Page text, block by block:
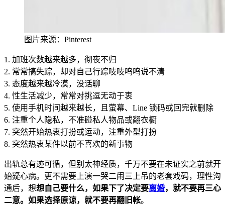
图片来源：Pinterest
1. 加班次数越来越多，彻夜不归
2. 常常搞失踪，却对自己行踪吱吱呜呜说不清
3. 态度越来越冷漠，没话聊
4. 性生活减少，常常对挑逗无动于衷
5. 使用手机时间越来越长，且萤幕、Line 锁码或回完就删除
6. 注重个人隐私，不准碰私人物品或翻衣橱
7. 突然开始热衷打扮或运动，注重外型打扮
8. 突然热衷某件以前不喜欢的新事物
出轨总有迹可循，但别太神经质，千万不要在未证实之前就开
始疑心病。更不需要上演一哭二闹三上吊的老套戏码，理性沟
通后，想想自己要什么，如果下了决定要离婚，就不要再三心
二意。如果选择原谅，就不要再翻旧帐。